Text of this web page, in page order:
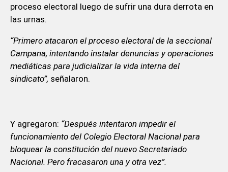
proceso electoral luego de sufrir una dura derrota en
las urnas.
“Primero atacaron el proceso electoral de la seccional
Campana, intentando instalar denuncias y operaciones
mediáticas para judicializar la vida interna del
sindicato”, señalaron.
Y agregaron: “Después intentaron impedir el
funcionamiento del Colegio Electoral Nacional para
bloquear la constitución del nuevo Secretariado
Nacional. Pero fracasaron una y otra vez”.